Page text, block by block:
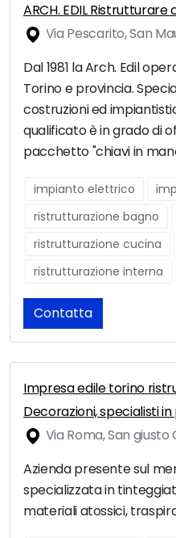
ARCH. EDIL
Via Pescarito, San
Dal 1981 la Arch. Edil
Torino e provincia.
costruzioni ed
qualificato è in grado di
pacchetto "chiavi in
impianto elettrico
ristrutturazione bagno
ristrutturazione cucina
ristrutturazione interna
Contatta
Impresa edile torino
Decorazioni, specialisti
Via Roma, San giusto
Azienda presente sul
specializzata in
materiali atossici,